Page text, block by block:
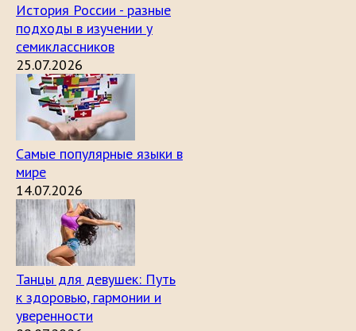
История России - разные
подходы в изучении у
семиклассников
25.07.2026
Самые популярные языки в
мире
14.07.2026
Танцы для девушек: Путь
к здоровью, гармонии и
уверенности